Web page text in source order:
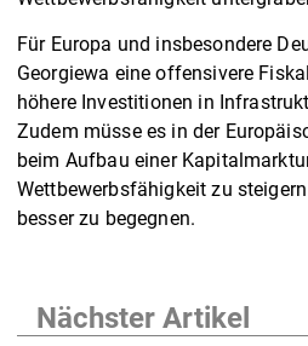
Für Europa und insbesondere
Georgiewa eine offensivere
höhere Investitionen in
Zudem müsse es in der
beim Aufbau einer
Wettbewerbsfähigkeit zu
besser zu begegnen.
Nächster Artikel